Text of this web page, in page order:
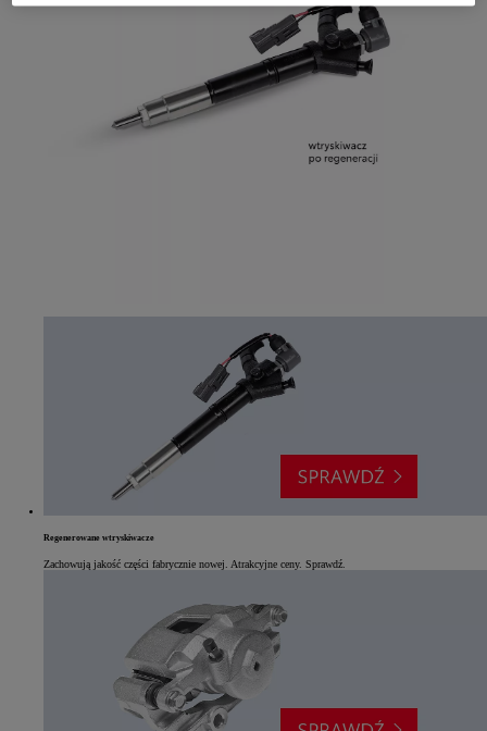
Regenerowane wtryskiwacze
Zachowują jakość części fabrycznie nowej. Atrakcyjne ceny. Sprawdź.